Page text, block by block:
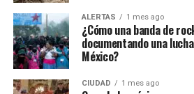
ALERTAS 1 mes ago
¿Cómo una banda de
documentando una
México?
CIUDAD 1 mes ago